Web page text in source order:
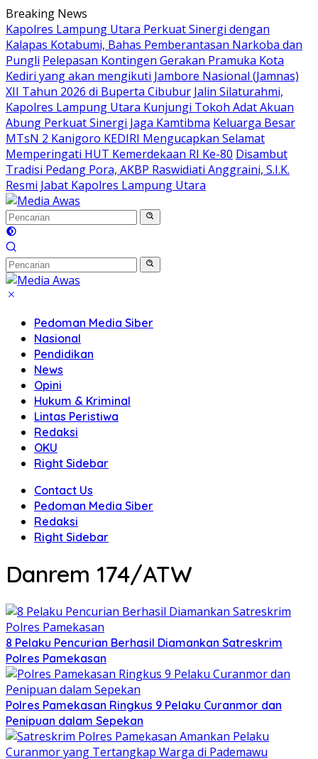
Langsung
ke
konten
Breaking News
Kapolres Lampung Utara Perkuat Sinergi dengan
Kalapas Kotabumi, Bahas Pemberantasan Narkoba dan
Pungli Pelepasan Kontingen Gerakan Pramuka Kota
Kediri yang akan mengikuti Jambore Nasional (Jamnas)
XII Tahun 2026 di Buperta Cibubur Jalin Silaturahmi,
Kapolres Lampung Utara Kunjungi Tokoh Adat Akuan
Abung Perkuat Sinergi Jaga Kamtibma Keluarga Besar
MTsN 2 Kanigoro KEDIRI Mengucapkan Selamat
Memperingati HUT Kemerdekaan RI Ke-80 Disambut
Tradisi Pedang Pora, AKBP Raswidiati Anggraini, S.I.K.
Resmi Jabat Kapolres Lampung Utara
Pedoman Media Siber
Nasional
Pendidikan
News
Opini
Hukum & Kriminal
Lintas Peristiwa
Redaksi
OKU
Right Sidebar
Contact Us
Pedoman Media Siber
Redaksi
Right Sidebar
Danrem 174/ATW
8 Pelaku Pencurian Berhasil Diamankan Satreskrim
Polres Pamekasan
Polres Pamekasan Ringkus 9 Pelaku Curanmor dan
Penipuan dalam Sepekan